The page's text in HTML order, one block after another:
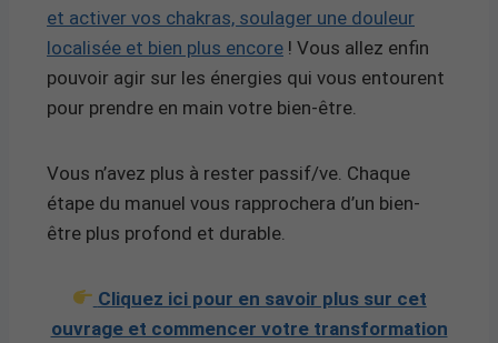
et activer vos chakras, soulager une douleur
localisée et bien plus encore ! Vous allez enfin
pouvoir agir sur les énergies qui vous entourent
pour prendre en main votre bien-être.
Vous n’avez plus à rester passif/ve. Chaque
étape du manuel vous rapprochera d’un bien-
être plus profond et durable.
Cliquez ici pour en savoir plus sur cet
ouvrage et commencer votre transformation